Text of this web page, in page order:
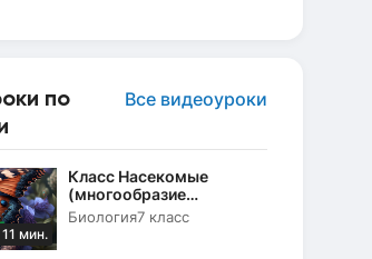
по
Все видеоуроки
11 мин.
Класс Насекомые
(многообразие
насекомых, их роль в
Биология7 класс